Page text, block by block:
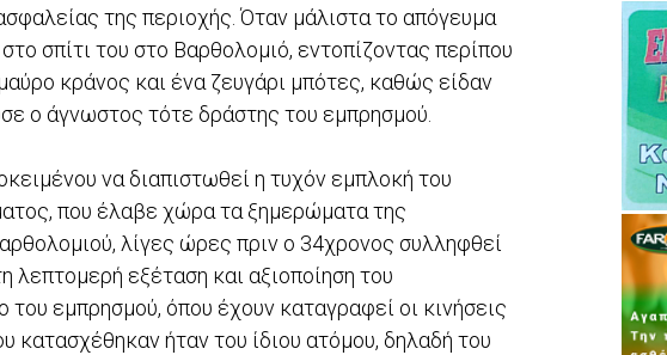
της περιοχής. Όταν μάλιστα το απόγευμα
σπίτι του στο Βαρθολομιό, εντοπίζοντας περίπου
κράνος και ένα ζευγάρι μπότες, καθώς είδαν
ο άγνωστος τότε δράστης του εμπρησμού.
να διαπιστωθεί η τυχόν εμπλοκή του
που έλαβε χώρα τα ξημερώματα της
λίγες ώρες πριν ο 34χρονος συλληφθεί
λεπτομερή εξέταση και αξιοποίηση του
εμπρησμού, όπου έχουν καταγραφεί οι κινήσεις
ήταν του ίδιου ατόμου, δηλαδή του